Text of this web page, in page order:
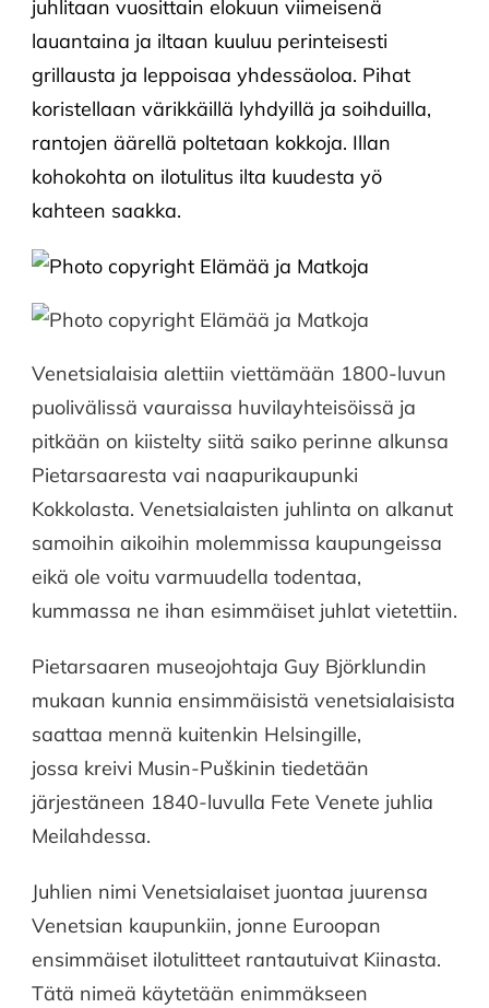
juhlitaan vuosittain elokuun viimeisenä
lauantaina ja iltaan kuuluu perinteisesti
grillausta ja leppoisaa yhdessäoloa. Pihat
koristellaan värikkäillä lyhdyillä ja soihduilla,
rantojen äärellä poltetaan kokkoja. Illan
kohokohta on ilotulitus ilta kuudesta yö
kahteen saakka.
Venetsialaisia alettiin viettämään 1800-luvun
puolivälissä vauraissa huvilayhteisöissä ja
pitkään on kiistelty siitä saiko perinne alkunsa
Pietarsaaresta vai naapurikaupunki
Kokkolasta. Venetsialaisten juhlinta on alkanut
samoihin aikoihin molemmissa kaupungeissa
eikä ole voitu varmuudella todentaa,
kummassa ne ihan esimmäiset juhlat vietettiin.
Pietarsaaren museojohtaja Guy Björklundin
mukaan kunnia ensimmäisistä venetsialaisista
saattaa mennä kuitenkin Helsingille,
jossa kreivi Musin-Puškinin tiedetään
järjestäneen 1840-luvulla Fete Venete juhlia
Meilahdessa.
Juhlien nimi Venetsialaiset juontaa juurensa
Venetsian kaupunkiin, jonne Euroopan
ensimmäiset ilotulitteet rantautuivat Kiinasta.
Tätä nimeä käytetään enimmäkseen